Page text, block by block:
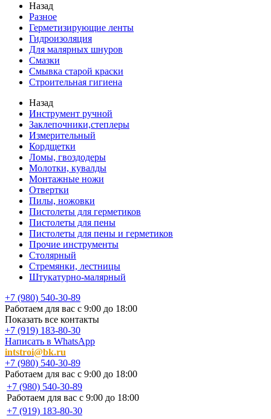
Назад
Разное
Герметизирующие ленты
Гидроизоляция
Для малярных шнуров
Смазки
Смывка старой краски
Строительная гигиена
Назад
Инструмент ручной
Заклепочники,степлеры
Измерительный
Кордщетки
Ломы, гвоздодеры
Молотки, кувалды
Монтажные ножи
Отвертки
Пилы, ножовки
Пистолеты для герметиков
Пистолеты для пены
Пистолеты для пены и герметиков
Прочие инструменты
Столярный
Стремянки, лестницы
Штукатурно-малярный
+7 (980) 540-30-89
Работаем для вас с 9:00 до 18:00
Показать все контакты
+7 (919) 183-80-30
Написать в WhatsApp
intstroi@bk.ru
+7 (980) 540-30-89
Работаем для вас с 9:00 до 18:00
+7 (980) 540-30-89
Работаем для вас с 9:00 до 18:00
+7 (919) 183-80-30